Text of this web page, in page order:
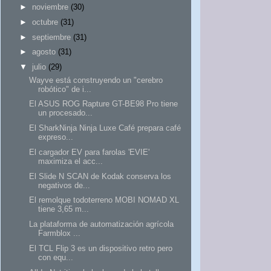
► noviembre (30)
► octubre (31)
► septiembre (31)
► agosto (31)
▼
julio (29)
Wayve está construyendo un "cerebro
robótico" de i...
El ASUS ROG Rapture GT-BE98 Pro tiene
un procesado...
El SharkNinja Ninja Luxe Café prepara café
expreso...
El cargador EV para farolas 'EVIE'
maximiza el acc...
El Slide N SCAN de Kodak conserva los
negativos de...
El remolque todoterreno MOBI NOMAD XL
tiene 3,65 m...
La plataforma de automatización agrícola
Farmblox ...
El TCL Flip 3 es un dispositivo retro pero
con equ...